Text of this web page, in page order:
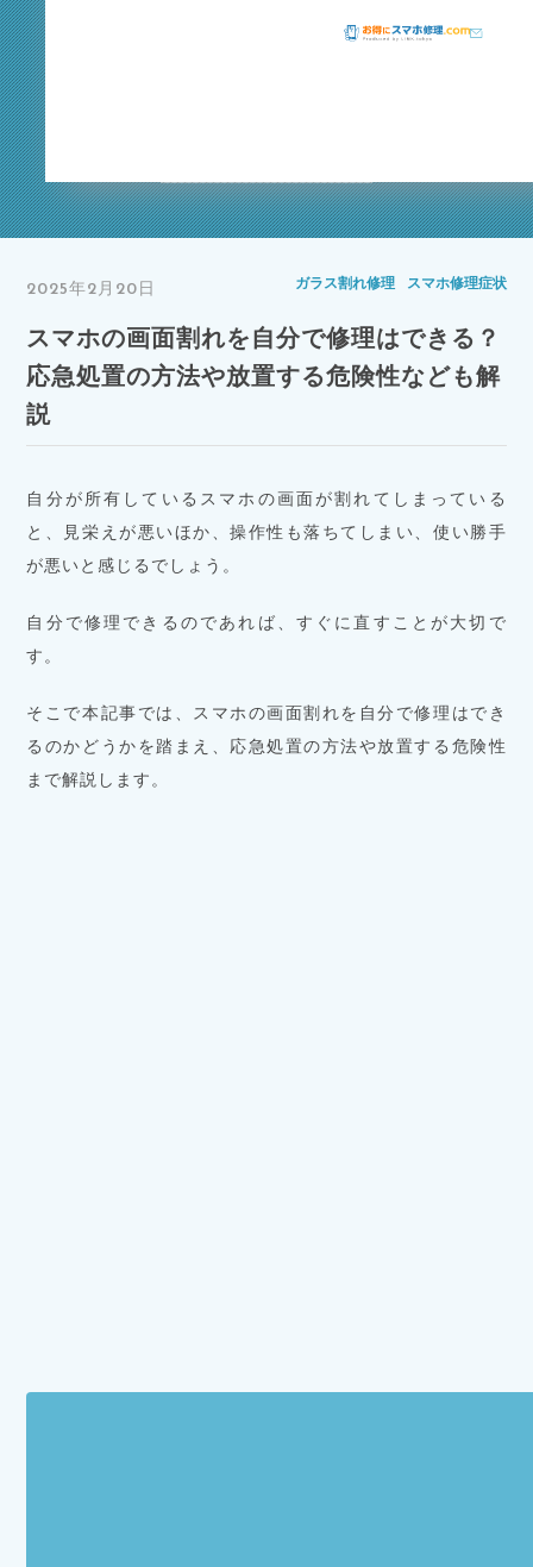
2025年2月20日 ガラス割れ修理 スマホ修理症状
スマホの画面割れを自分で修理はできる？
応急処置の方法や放置する危険性なども解
説
自分が所有しているスマホの画面が割れてしまっている
と、見栄えが悪いほか、操作性も落ちてしまい、使い勝手
が悪いと感じるでしょう。
自分で修理できるのであれば、すぐに直すことが大切で
す。
そこで本記事では、スマホの画面割れを自分で修理はでき
るのかどうかを踏まえ、応急処置の方法や放置する危険性
まで解説します。